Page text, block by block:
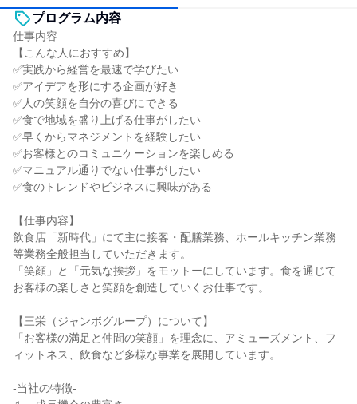
プログラム内容
仕事内容
【こんな人におすすめ】
✅実践から経営を最速で学びたい
✅アイデアを形にする企画が好き
✅人の笑顔を自分の喜びにできる
✅食で地域を盛り上げる仕事がしたい
✅早くからマネジメントを経験したい
✅お客様とのコミュニケーションを楽しめる
✅マニュアル通りでない仕事がしたい
✅食のトレンドやビジネスに興味がある
【仕事内容】
飲食店「新時代」にて主に接客・配膳業務、ホールキッチン業務
等業務全般担当していただきます。
「笑顔」と「元気な挨拶」をモットーにしています。食を通じて
お客様の楽しさと笑顔を創造していくお仕事です。
【三栄（ジャンボグループ）について】
「お客様の満足と仲間の笑顔」を理念に、アミューズメント、フ
ィットネス、飲食など多様な事業を展開しています。
-当社の特徴-